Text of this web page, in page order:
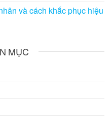
và cách khắc phục hiệu
MỤC